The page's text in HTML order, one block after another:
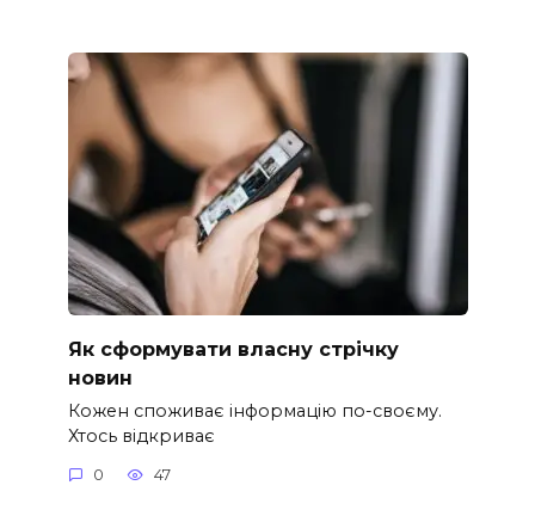
Як сформувати власну стрічку
новин
Кожен споживає інформацію по-своєму.
Хтось відкриває
0 47